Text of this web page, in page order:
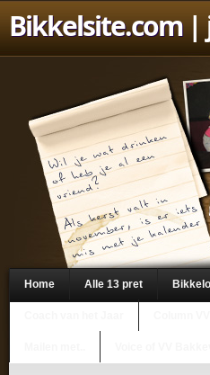
Bikkelsite.com|
Home Alle 13 pret